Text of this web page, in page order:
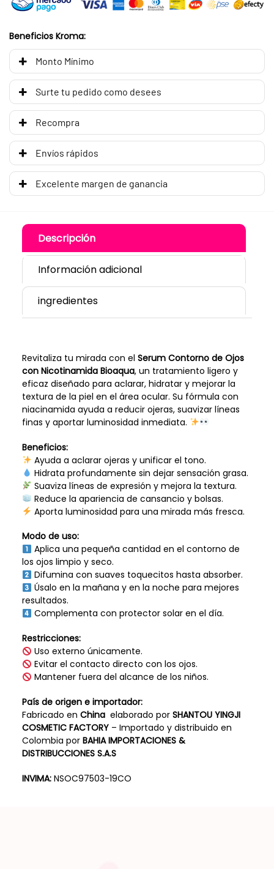
Beneficios Kroma:
Monto Mínimo
Surte tu pedido como desees
Recompra
Envíos rápidos
Excelente margen de ganancia
Descripción
Información adicional
ingredientes
Revitaliza tu mirada con el Serum Contorno de Ojos
con Nicotinamida Bioaqua, un tratamiento ligero y
eficaz diseñado para aclarar, hidratar y mejorar la
textura de la piel en el área ocular. Su fórmula con
niacinamida ayuda a reducir ojeras, suavizar líneas
finas y aportar luminosidad inmediata.
Beneficios:
Ayuda a aclarar ojeras y unificar el tono.
Hidrata profundamente sin dejar sensación grasa.
Suaviza líneas de expresión y mejora la textura.
Reduce la apariencia de cansancio y bolsas.
Aporta luminosidad para una mirada más fresca.
Modo de uso:
Aplica una pequeña cantidad en el contorno de
los ojos limpio y seco.
Difumina con suaves toquecitos hasta absorber.
Úsalo en la mañana y en la noche para mejores
resultados.
Complementa con protector solar en el día.
Restricciones:
Uso externo únicamente.
Evitar el contacto directo con los ojos.
Mantener fuera del alcance de los niños.
País de origen e importador:
Fabricado en Chinaelaborado por SHANTOU YINGJI
COSMETIC FACTORY– Importado y distribuido en
Colombia por BAHIA IMPORTACIONES &
DISTRIBUCCIONES S.A.S
INVIMA:NSOC97503-19CO